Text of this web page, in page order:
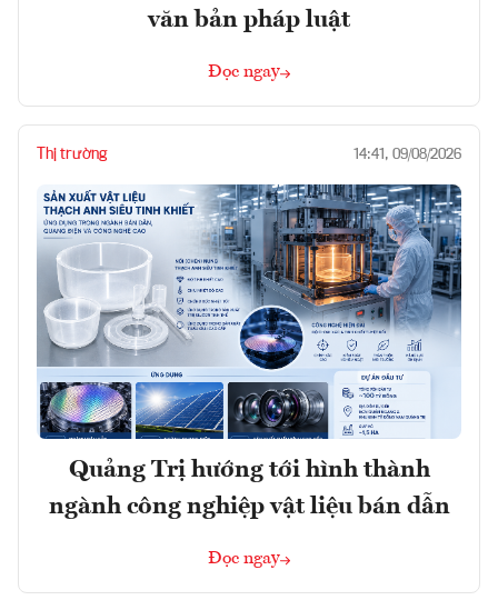
văn bản pháp luật
Đọc ngay
Thị trường 14:41, 09/08/2026
Quảng Trị hướng tới hình thành
ngành công nghiệp vật liệu bán dẫn
Đọc ngay